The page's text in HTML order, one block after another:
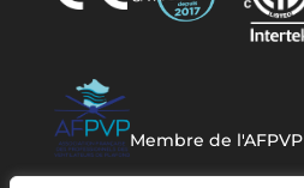
Membre de l'AFPVP